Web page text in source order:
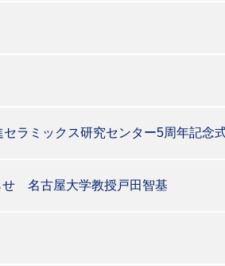
ラミックス研究センター5周年記念
せ 名古屋大学教授戸田智基